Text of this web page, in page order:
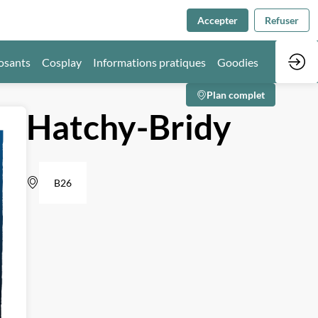
Cosplay Informations pratiques Goodies
Plan complet
Hatchy-Bridy
B26
Accepter Refuser